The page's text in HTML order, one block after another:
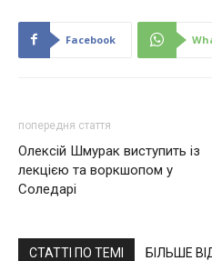
Facebook
попередня стаття
Олексій Шмурак виступить із
лекцією та воркшопом у
Соледарі
СТАТТІ ПО ТЕМІ БІЛЬШЕ